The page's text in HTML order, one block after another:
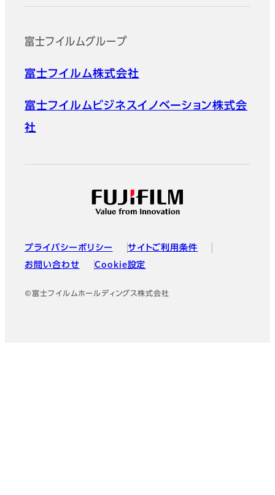
富士フイルムグループ
富士フイルム株式会社
富士フイルムビジネスイノベーション株式会
社
プライバシーポリシー
サイトご利用条件
お問い合わせ
Cookie設定
©富士フイルムホールディングス株式会社